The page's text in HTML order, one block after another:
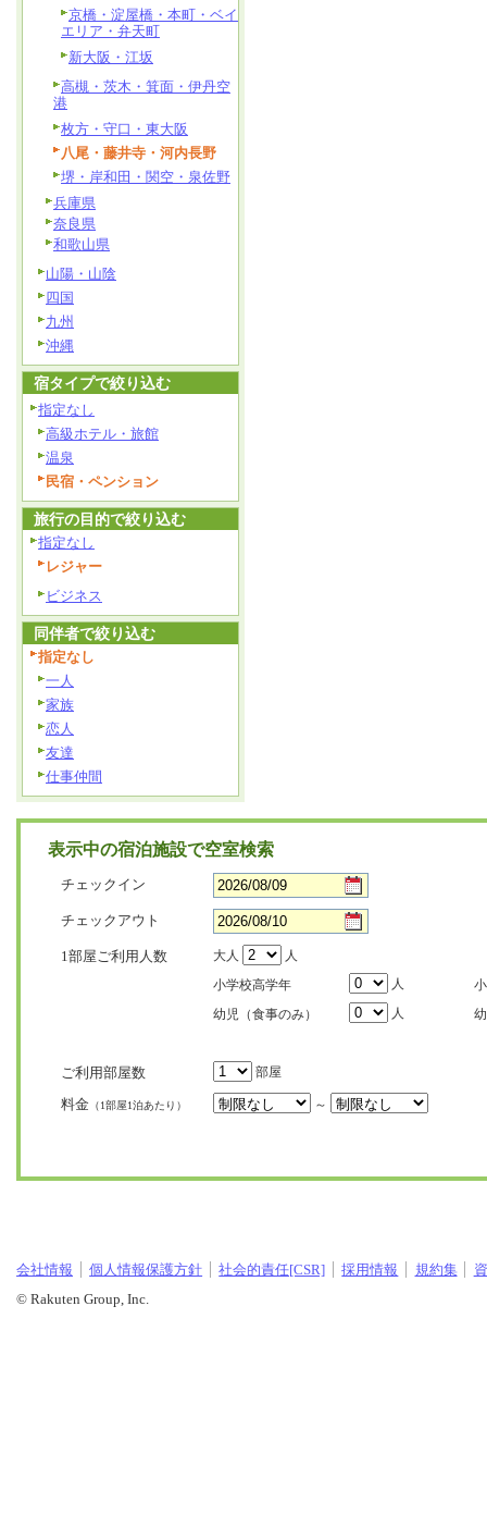
京橋・淀屋橋・本町・ベイ
エリア・弁天町
新大阪・江坂
高槻・茨木・箕面・伊丹空
港
枚方・守口・東大阪
八尾・藤井寺・河内長野
堺・岸和田・関空・泉佐野
兵庫県
奈良県
和歌山県
山陽・山陰
四国
九州
沖縄
宿タイプで絞り込む
指定なし
高級ホテル・旅館
温泉
民宿・ペンション
旅行の目的で絞り込む
指定なし
レジャー
ビジネス
同伴者で絞り込む
指定なし
一人
家族
恋人
友達
仕事仲間
表示中の宿泊施設で空室検索
チェックイン
チェックアウト
1部屋ご利用人数 大人
人
小学校高学年
人
幼児（食事のみ）
人
ご利用部屋数 部屋
料金 （1部屋1泊あたり） ～
会社情報 個人情報保護方針 社会的責任[CSR] 採用情報 規約集
© Rakuten Group, Inc.